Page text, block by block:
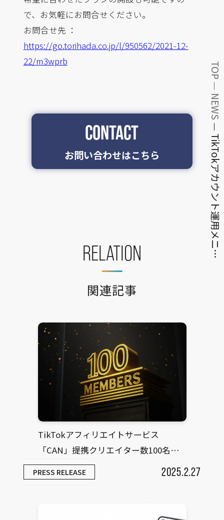
TOP
NEWS
TikTokアカウント運用メニ…
で、お気軽にお問合せください。
お問合せ先 ：
https://go.torihada.co.jp/l/950562/2021-12-
22/m3wprb
CONTACT
お問い合わせはこちら
RELATION
関連記事
TikTokアフィリエイトサービス
「CAN」提携クリエイター数100名突
破
PRESS RELEASE 2025.2.27